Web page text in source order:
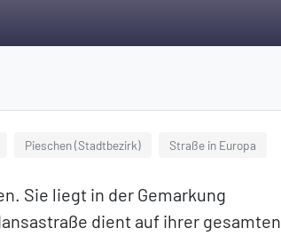
Pieschen (Stadtbezirk) Straße in Europa
Sie liegt in der Gemarkung
dient auf ihrer gesamten